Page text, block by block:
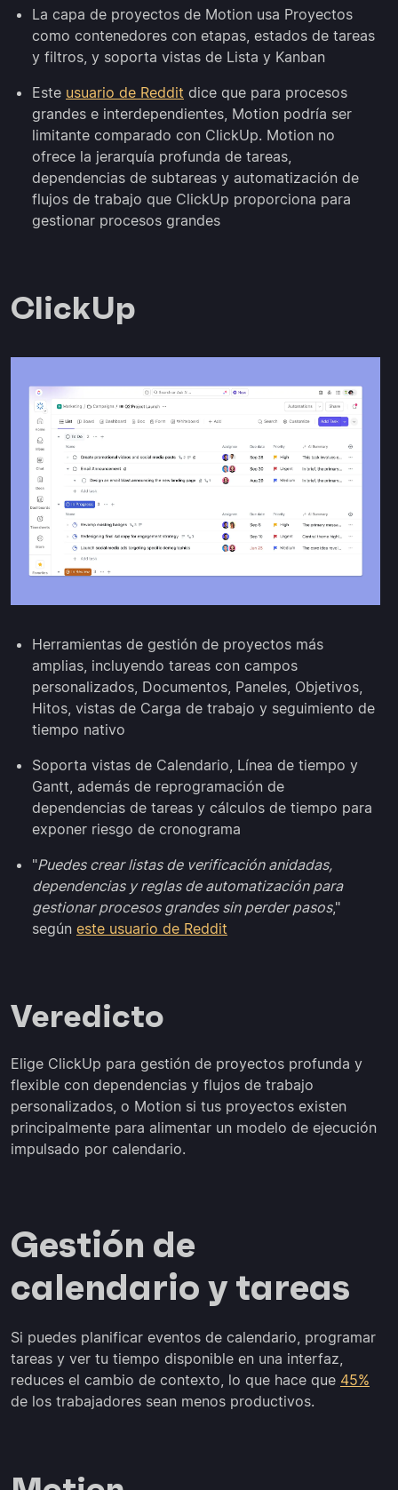
La capa de proyectos de Motion usa Proyectos
como contenedores con etapas, estados de tareas
y filtros, y soporta vistas de Lista y Kanban
Este usuario de Reddit dice que para procesos
grandes e interdependientes, Motion podría ser
limitante comparado con ClickUp. Motion no
ofrece la jerarquía profunda de tareas,
dependencias de subtareas y automatización de
flujos de trabajo que ClickUp proporciona para
gestionar procesos grandes
ClickUp
Herramientas de gestión de proyectos más
amplias, incluyendo tareas con campos
personalizados, Documentos, Paneles, Objetivos,
Hitos, vistas de Carga de trabajo y seguimiento de
tiempo nativo
Soporta vistas de Calendario, Línea de tiempo y
Gantt, además de reprogramación de
dependencias de tareas y cálculos de tiempo para
exponer riesgo de cronograma
"Puedes crear listas de verificación anidadas,
dependencias y reglas de automatización para
gestionar procesos grandes sin perder pasos,"
según este usuario de Reddit
Veredicto
Elige ClickUp para gestión de proyectos profunda y
flexible con dependencias y flujos de trabajo
personalizados, o Motion si tus proyectos existen
principalmente para alimentar un modelo de ejecución
impulsado por calendario.
Gestión de
calendario y tareas
Si puedes planificar eventos de calendario, programar
tareas y ver tu tiempo disponible en una interfaz,
reduces el cambio de contexto, lo que hace que 45%
de los trabajadores sean menos productivos.